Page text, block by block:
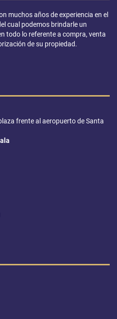
muchos años de experiencia en el
cual podemos brindarle un
todo lo referente a compra, venta
de su propiedad.
frente al aeropuerto de Santa